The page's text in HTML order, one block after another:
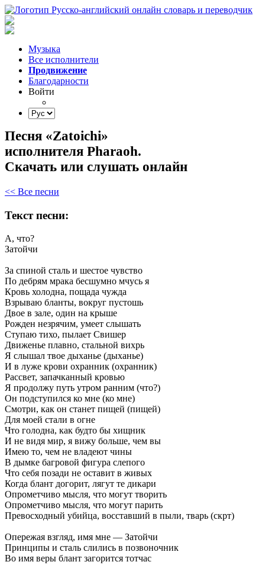
Музыка
Все исполнители
Продвижение
Благодарности
Войти
Песня «Zatoichi»
исполнителя Pharaoh.
Скачать или слушать онлайн
<< Все песни
Текст песни:
А, что?
Затойчи
За спиной сталь и шестое чувство
По дебрям мрака бесшумно мчусь я
Кровь холодна, пощада чужда
Взрываю бланты, вокруг пустошь
Двое в зале, один на крыше
Рожден незрячим, умеет слышать
Ступаю тихо, пылает Свишер
Движенье плавно, стальной вихрь
Я слышал твое дыханье (дыханье)
И в луже крови охранник (охранник)
Рассвет, запачканный кровью
Я продолжу путь утром ранним (что?)
Он подступился ко мне (ко мне)
Смотри, как он станет пищей (пищей)
Для моей стали в огне
Что голодна, как будто бы хищник
И не видя мир, я вижу больше, чем вы
Имею то, чем не владеют чины
В дымке багровой фигура слепого
Что себя позади не оставит в живых
Когда блант догорит, лягут те дикари
Опрометчиво мысля, что могут творить
Опрометчиво мысля, что могут парить
Превосходный убийца, восставший в пыли, тварь (скрт)
Опережая взгляд, имя мне — Затойчи
Принципы и сталь слились в позвоночник
Во имя веры блант загорится тотчас